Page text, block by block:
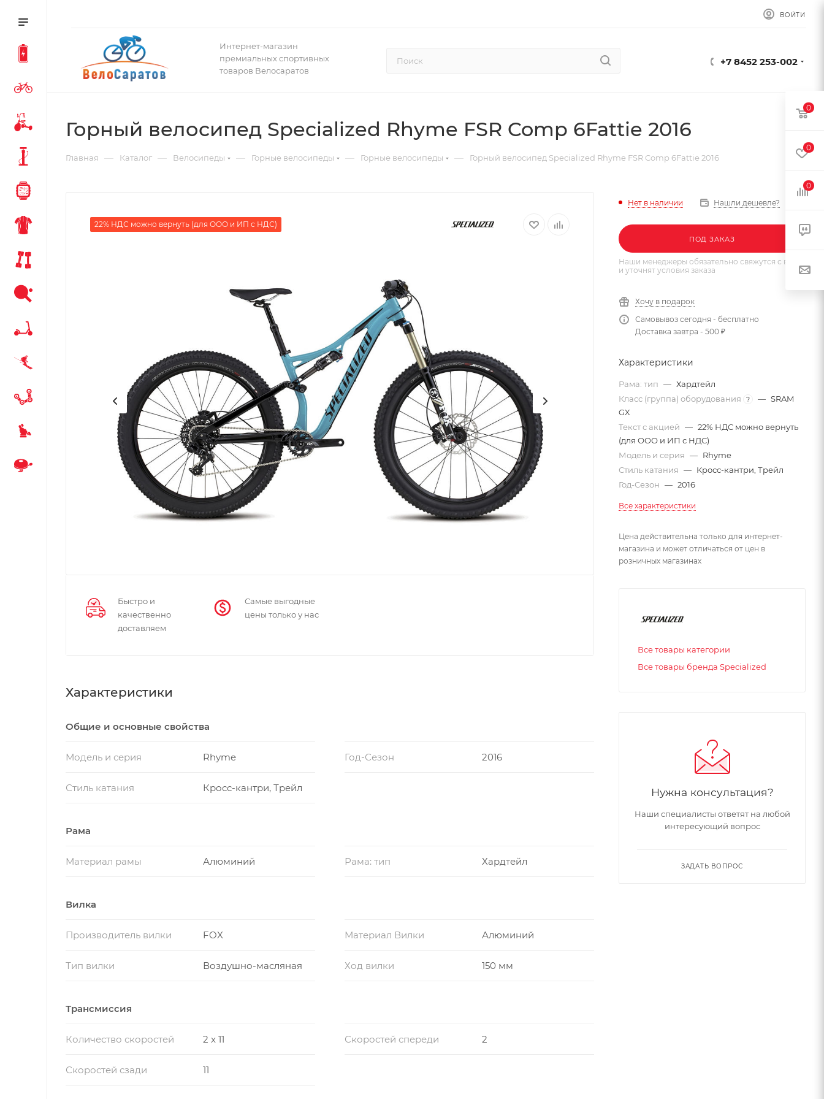
ВОЙТИ
Интернет-магазин
премиальных спортивных
товаров Велосаратов
+7 8452 253-002
Горный велосипед Specialized Rhyme FSR Comp 6Fattie 2016
Главная — Каталог — Велосипеды — Горные велосипеды — Горные велосипеды — Горный велосипед Specialized Rhyme FSR Comp 6Fattie 2016
22% НДС можно вернуть (для ООО и ИП с НДС)
Быстро и
качественно
доставляем
Самые выгодные
цены только у нас
Характеристики
Общие и основные свойства
Модель и серия Rhyme Год-Сезон 2016
Стиль катания Кросс-кантри, Трейл
Рама
Материал рамы Алюминий Рама: тип Хардтейл
Вилка
Производитель вилки FOX Материал Вилки Алюминий
Тип вилки Воздушно-масляная Ход вилки 150 мм
Трансмиссия
Количество скоростей 2 x 11 Скоростей спереди 2
Скоростей сзади 11
Нет в наличии Нашли дешевле?
ПОД ЗАКАЗ
Наши менеджеры обязательно свяжутся с вами
и уточнят условия заказа
Хочу в подарок
Самовывоз сегодня - бесплатно
Доставка завтра - 500 ₽
Характеристики
Рама: тип — Хардтейл
Класс (группа) оборудования
? — SRAM
GX
Текст с акцией — 22% НДС можно вернуть
(для ООО и ИП с НДС)
Модель и серия — Rhyme
Стиль катания — Кросс-кантри, Трейл
Год-Сезон — 2016
Все характеристики
Цена действительна только для интернет-
магазина и может отличаться от цен в
розничных магазинах
Все товары категории
Все товары бренда Specialized
Нужна консультация?
Наши специалисты ответят на любой
интересующий вопрос
ЗАДАТЬ ВОПРОС
0
0
0